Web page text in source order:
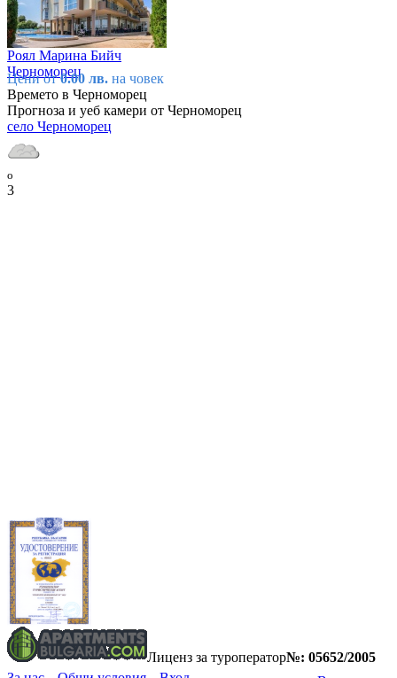
Роял Марина Бийч
Черноморец
Цени от0.00 лв. на човек
Времето в Черноморец
Прогноза и уеб камери от Черноморец
село Черноморец
o
3
Лиценз за туроператор№: 05652/2005